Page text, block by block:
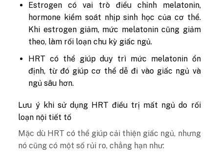
Estrogen có vai trò điều chỉnh melatonin,
hormone kiểm soát nhịp sinh học của cơ thể.
Khi estrogen giảm, mức melatonin cũng giảm
theo, làm rối loạn chu kỳ giấc ngủ.
HRT có thể giúp duy trì mức melatonin ổn
định, từ đó giúp cơ thể dễ đi vào giấc ngủ và
ngủ sâu hơn.
Lưu ý khi sử dụng HRT điều trị mất ngủ do rối
loạn nội tiết tố
Mặc dù HRT có thể giúp cải thiện giấc ngủ, nhưng
nó cũng có một số rủi ro, chẳng hạn như: